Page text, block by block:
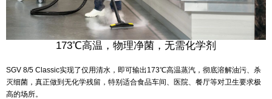
173℃高温，物理净菌，无需化学剂
SGV 8/5 Classic实现了仅用清水，即可输出173℃高温蒸汽，彻底溶解油污、杀
灭细菌，真正做到无化学残留，特别适合食品车间、医院、餐厅等对卫生要求极
高的场所。